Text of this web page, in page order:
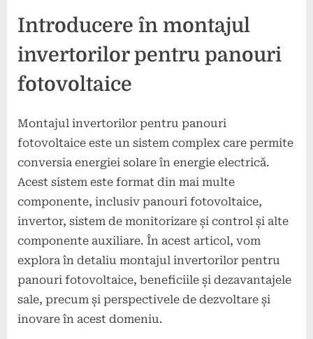
Introducere în montajul
invertorilor pentru panouri
fotovoltaice
Montajul invertorilor pentru panouri
fotovoltaice este un sistem complex care permite
conversia energiei solare în energie electrică.
Acest sistem este format din mai multe
componente, inclusiv panouri fotovoltaice,
invertor, sistem de monitorizare și control și alte
componente auxiliare. În acest articol, vom
explora în detaliu montajul invertorilor pentru
panouri fotovoltaice, beneficiile și dezavantajele
sale, precum și perspectivele de dezvoltare și
inovare în acest domeniu.